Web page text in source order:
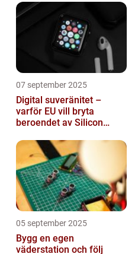
07 september 2025
Digital suveränitet –
varför EU vill bryta
beroendet av Silicon
05 september 2025
Bygg en egen
väderstation och följ